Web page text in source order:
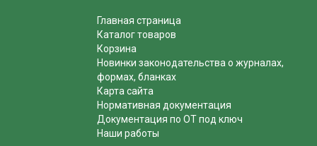
Главная страница
Каталог товаров
Корзина
Новинки законодательства о журналах,
формах, бланках
Карта сайта
Нормативная документация
Документация по ОТ под ключ
Наши работы